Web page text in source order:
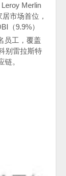
Leroy Merlin
市场首位，
（9.9%）
员工，覆盖
别雷拉斯特
。